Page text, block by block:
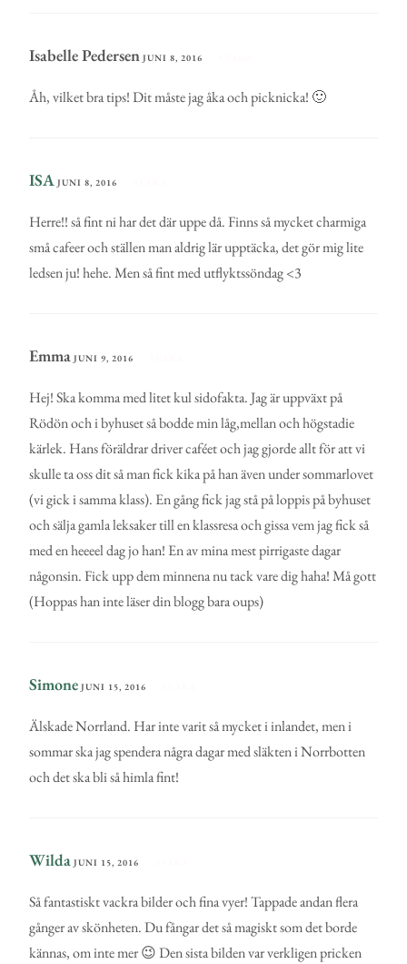
Isabelle Pedersen JUNI 8, 2016
Åh, vilket bra tips! Dit måste jag åka och picknicka! 🙂
ISA JUNI 8, 2016
Herre!! så fint ni har det där uppe då. Finns så mycket charmiga
små cafeer och ställen man aldrig lär upptäcka, det gör mig lite
ledsen ju! hehe. Men så fint med utflyktssöndag <3
Emma JUNI 9, 2016
Hej! Ska komma med litet kul sidofakta. Jag är uppväxt på
Rödön och i byhuset så bodde min låg,mellan och högstadie
kärlek. Hans föräldrar driver caféet och jag gjorde allt för att vi
skulle ta oss dit så man fick kika på han även under sommarlovet
(vi gick i samma klass). En gång fick jag stå på loppis på byhuset
och sälja gamla leksaker till en klassresa och gissa vem jag fick så
med en heeeel dag jo han! En av mina mest pirrigaste dagar
någonsin. Fick upp dem minnena nu tack vare dig haha! Må gott
(Hoppas han inte läser din blogg bara oups)
Simone JUNI 15, 2016
Älskade Norrland. Har inte varit så mycket i inlandet, men i
sommar ska jag spendera några dagar med släkten i Norrbotten
och det ska bli så himla fint!
Wilda JUNI 15, 2016
Så fantastiskt vackra bilder och fina vyer! Tappade andan flera
gånger av skönheten. Du fångar det så magiskt som det borde
kännas, om inte mer 😉 Den sista bilden var verkligen pricken